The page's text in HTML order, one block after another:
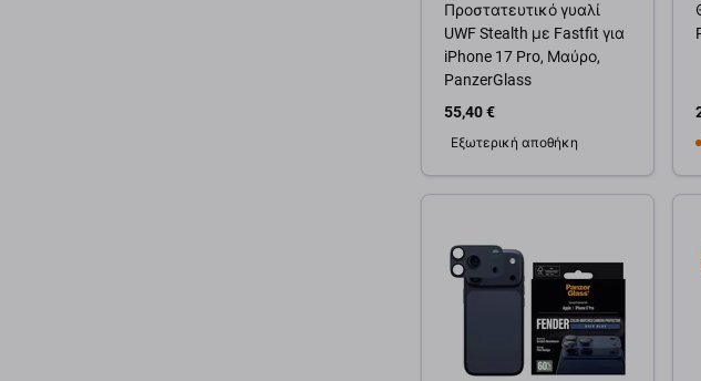
Προστατευτικό γυαλί
UWF Stealth με Fastfit για
iPhone 17 Pro, Μαύρο,
PanzerGlass
55,40 €
Εξωτερική αποθήκη